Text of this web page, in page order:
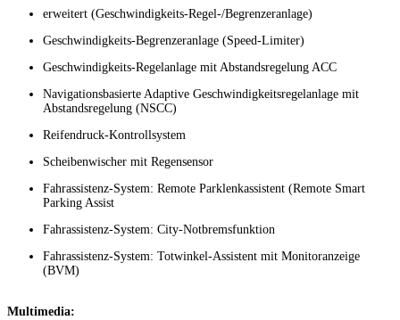
erweitert (Geschwindigkeits-Regel-/Begrenzeranlage)
Geschwindigkeits-Begrenzeranlage (Speed-Limiter)
Geschwindigkeits-Regelanlage mit Abstandsregelung ACC
Navigationsbasierte Adaptive Geschwindigkeitsregelanlage mit
Abstandsregelung (NSCC)
Reifendruck-Kontrollsystem
Scheibenwischer mit Regensensor
Fahrassistenz-System: Remote Parklenkassistent (Remote Smart
Parking Assist
Fahrassistenz-System: City-Notbremsfunktion
Fahrassistenz-System: Totwinkel-Assistent mit Monitoranzeige
(BVM)
Multimedia: